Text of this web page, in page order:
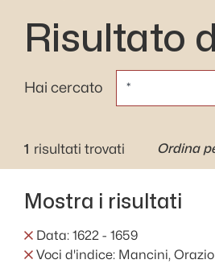
Risultato
Hai cercato
1 risultati trovati Ordina
Mostra i risultati
Data: 1622 - 1659
Voci d'indice: Mancini, Orazio